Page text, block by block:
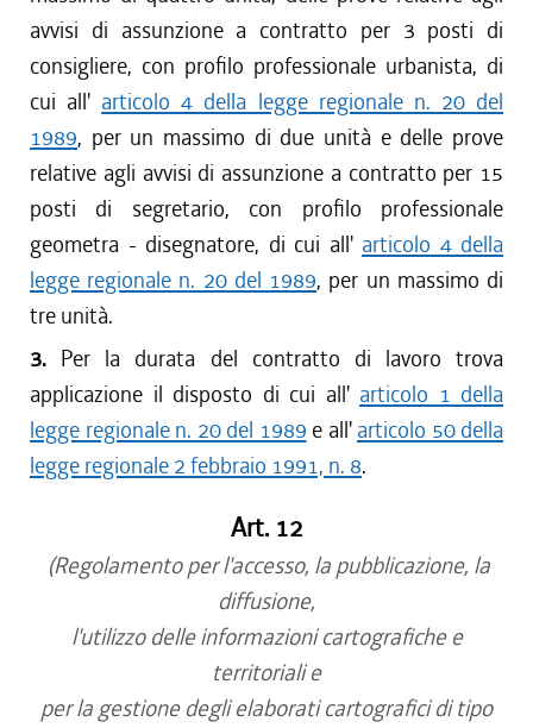
avvisi di assunzione a contratto per 3 posti di
consigliere, con profilo professionale urbanista, di
cui all' articolo 4 della legge regionale n. 20 del
1989, per un massimo di due unità e delle prove
relative agli avvisi di assunzione a contratto per 15
posti di segretario, con profilo professionale
geometra - disegnatore, di cui all' articolo 4 della
legge regionale n. 20 del 1989, per un massimo di
tre unità.
3. Per la durata del contratto di lavoro trova
applicazione il disposto di cui all' articolo 1 della
legge regionale n. 20 del 1989 e all' articolo 50 della
legge regionale 2 febbraio 1991, n. 8.
Art. 12
(Regolamento per l'accesso, la pubblicazione, la
diffusione,
l'utilizzo delle informazioni cartografiche e
territoriali e
per la gestione degli elaborati cartografici di tipo